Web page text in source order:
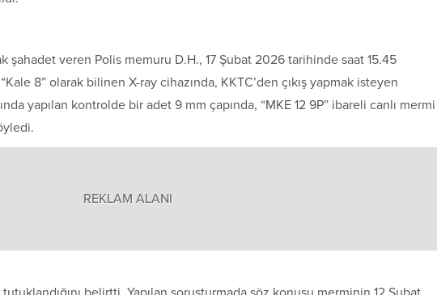
veren Polis memuru D.H., 17 Şubat 2026 tarihinde saat 15.45
8” olarak bilinen X-ray cihazında, KKTC’den çıkış yapmak isteyen
yapılan kontrolde bir adet 9 mm çapında, “MKE 12 9P” ibareli canlı mermi
REKLAM ALANI